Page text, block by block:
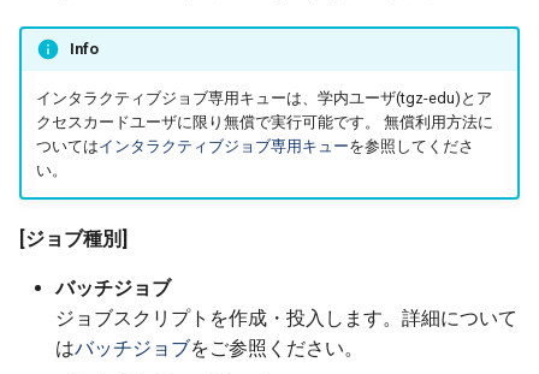
5.2.3. お試し実行
5.2.4. 定額制ジョブ
5.2.5. 計算ノードの予約
5.2.6. 計算ノードへのSSH
ログイン
5.2.6.1. 複数ノードを確保
してSSHを利用する際の
ノード初期化について
Info
インタラクティブジョブ専用キューは、学内ユーザ(tgz-edu)とア
クセスカードユーザに限り無償で実行可能です。 無償利用方法に
ついてはインタラクティブジョブ専用キューを参照してくださ
い。
[ジョブ種別]
バッチジョブ
ジョブスクリプトを作成・投入します。詳細について
はバッチジョブをご参照ください。